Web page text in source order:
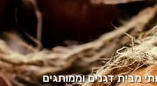
מבית דגנים וממותגים